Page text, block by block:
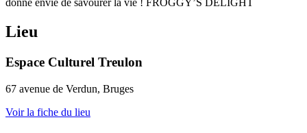
donne envie de savourer la vie ! FROGGY’S DELIGHT
Lieu
Espace Culturel Treulon
67 avenue de Verdun, Bruges
Voir la fiche du lieu